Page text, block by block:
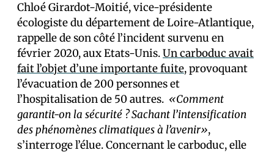
Chloé Girardot-Moitié, vice-présidente
écologiste du département de Loire-Atlantique,
rappelle de son côté l’incident survenu en
février 2020, aux Etats-Unis.Un carboduc avait
fait l’objet d’une importante fuite, provoquant
l’évacuation de 200 personnes et
l’hospitalisation de 50 autres. «Comment
garantit-on la sécurité ? Sachant l’intensification
des phénomènes climatiques à l’avenir»,
s’interroge l’élue. Concernant le carboduc, elle